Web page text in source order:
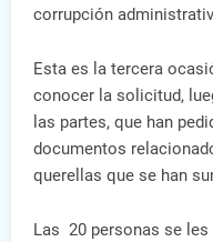
corrupción
Esta es la tercera
conocer la solicitud,
las partes, que han
documentos
querellas que se han
Las 20 personas se